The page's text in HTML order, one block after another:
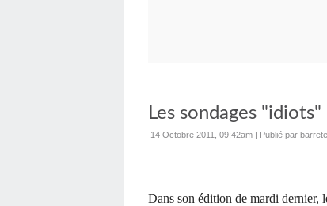
Les sondages
14 Octobre 2011, 09:42am | Publié par
Dans son édition de mardi dernier,